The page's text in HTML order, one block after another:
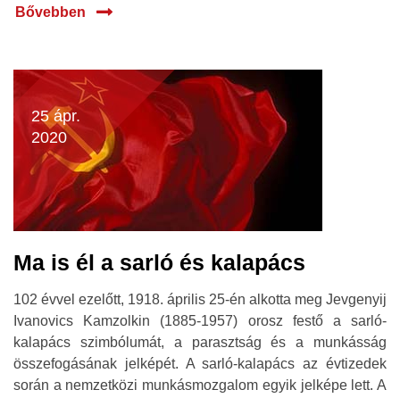
Bővebben
25 ápr.
2020
Ma is él a sarló és kalapács
102 évvel ezelőtt, 1918. április 25-én alkotta meg Jevgenyij
Ivanovics Kamzolkin (1885-1957) orosz festő a sarló-
kalapács szimbólumát, a parasztság és a munkásság
összefogásának jelképét. A sarló-kalapács az évtizedek
során a nemzetközi munkásmozgalom egyik jelképe lett. A